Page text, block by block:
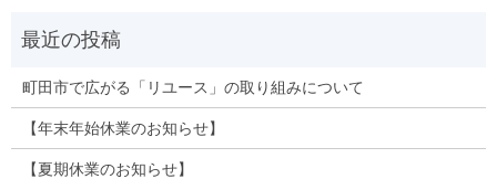
町田市で広がる「リユース」の取り組みについて
【年末年始休業のお知らせ】
【夏期休業のお知らせ】